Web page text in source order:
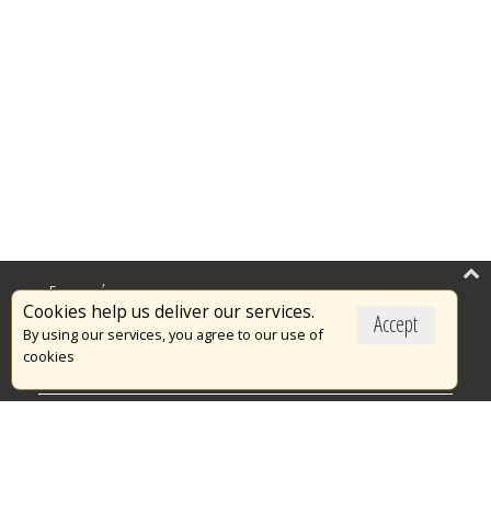
Accept
Cookies help us deliver our services.
By using our services, you agree to our use of
cookies
Επικαιρότητα
Το Πυροσβεστικό Σώμα